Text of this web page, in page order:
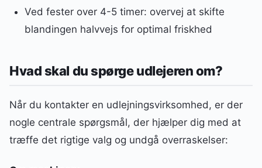
Ved fester over 4-5 timer: overvej at skifte
blandingen halvvejs for optimal friskhed
Hvad skal du spørge udlejeren om?
Når du kontakter en udlejningsvirksomhed, er der
nogle centrale spørgsmål, der hjælper dig med at
træffe det rigtige valg og undgå overraskelser: